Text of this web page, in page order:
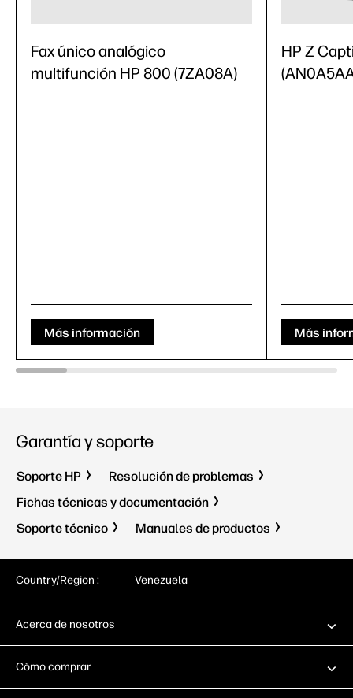
Fax único analógico
multifunción HP 800 (7ZA08A)
Más información
HP Z
Más
Garantía y soporte
Soporte HP
Resolución de problemas
Fichas técnicas y documentación
Soporte técnico
Manuales de productos
Country/Region : Venezuela
Acerca de nosotros
Cómo comprar